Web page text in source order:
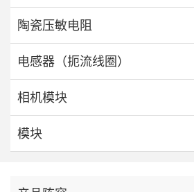
陶瓷压敏电阻
电感器（扼流线圈）
相机模块
模块